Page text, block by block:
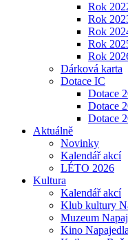
Rok
Rok
Rok
Rok
Rok
Dárková karta
Dotace IC
Dotace
Dotace
Dotace
Aktuálně
Novinky
Kalendář akcí
LÉTO 2026
Kultura
Kalendář akcí
Klub kultury
Muzeum
Kino Napajedla